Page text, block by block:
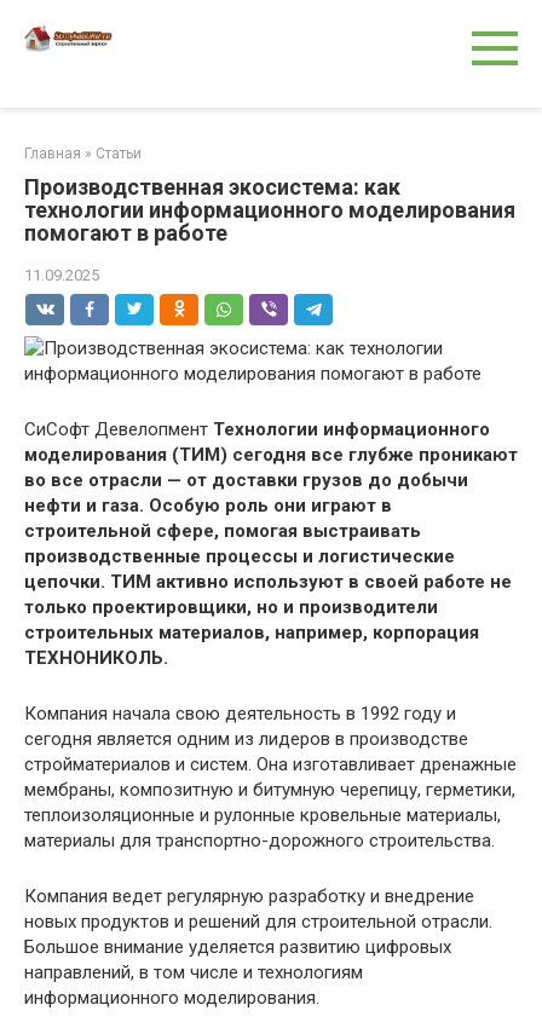
Главная » Статьи
Производственная экосистема: как
технологии информационного моделирования
помогают в работе
11.09.2025
СиСофт Девелопмент Технологии информационного
моделирования (ТИМ) сегодня все глубже проникают
во все отрасли — от доставки грузов до добычи
нефти и газа. Особую роль они играют в
строительной сфере, помогая выстраивать
производственные процессы и логистические
цепочки. ТИМ активно используют в своей работе не
только проектировщики, но и производители
строительных материалов, например, корпорация
ТЕХНОНИКОЛЬ.
Компания начала свою деятельность в 1992 году и
сегодня является одним из лидеров в производстве
стройматериалов и систем. Она изготавливает дренажные
мембраны, композитную и битумную черепицу, герметики,
теплоизоляционные и рулонные кровельные материалы,
материалы для транспортно-дорожного строительства.
Компания ведет регулярную разработку и внедрение
новых продуктов и решений для строительной отрасли.
Большое внимание уделяется развитию цифровых
направлений, в том числе и технологиям
информационного моделирования.